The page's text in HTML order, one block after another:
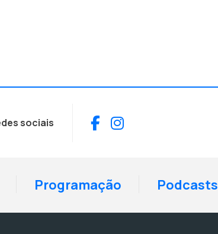
sociais Facebook
Instagram
Programação Podcasts